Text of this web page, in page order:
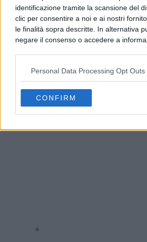
identificazione tramite la scansione del
clic per consentire a noi e ai nostri
le finalità sopra descritte. In alternativa
negare il consenso o accedere a
possono non richiedere il tuo consenso,
opporti a tale trattamento. Le tue
preferenze in qualsiasi momento
consultando la nostrainformativa sulla
Personal Data Processing Opt Outs
CONFIRM
Campi Flegrei, decreto
fondi per le case